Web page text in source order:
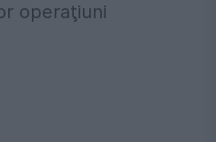
operaţiuni